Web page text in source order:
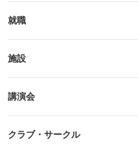
就職
施設
講演会
クラブ・サークル